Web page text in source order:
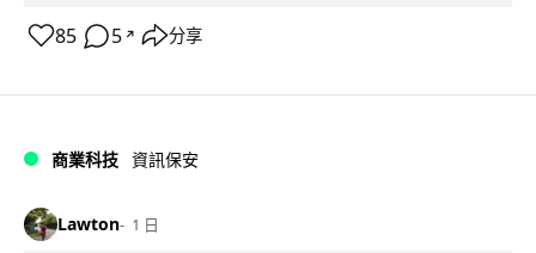
85 5 ↗ 分享
商業科技 資訊保安
Lawton 1 日